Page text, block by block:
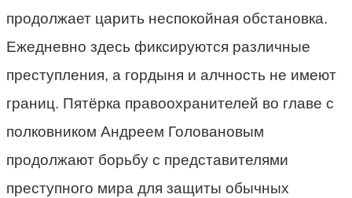
продолжает царить неспокойная обстановка.
Ежедневно здесь фиксируются различные
преступления, а гордыня и алчность не имеют
границ. Пятёрка правоохранителей во главе с
полковником Андреем Головановым
продолжают борьбу с представителями
преступного мира для защиты обычных